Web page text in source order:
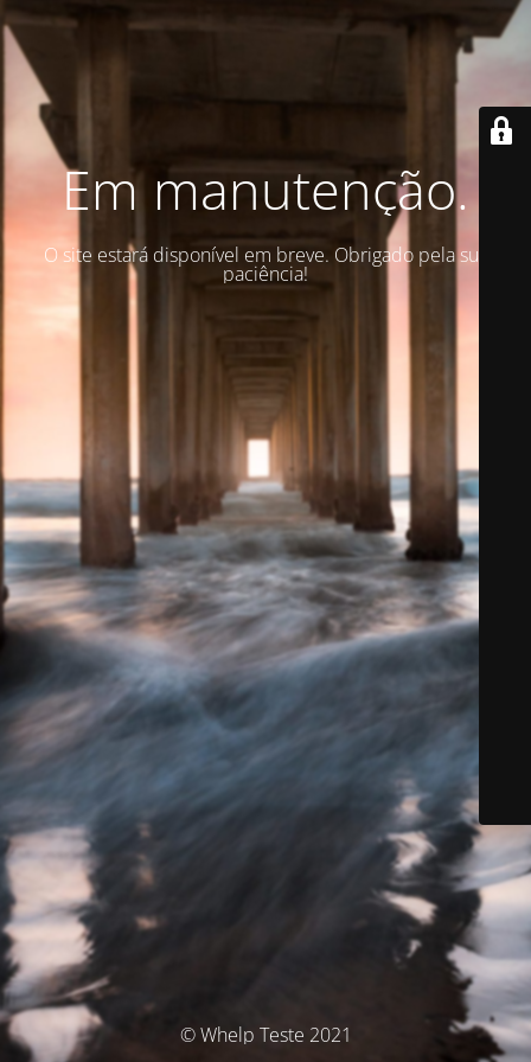
Em manutenção.
O site estará disponível em breve. Obrigado pela sua
paciência!
© Whelp Teste 2021